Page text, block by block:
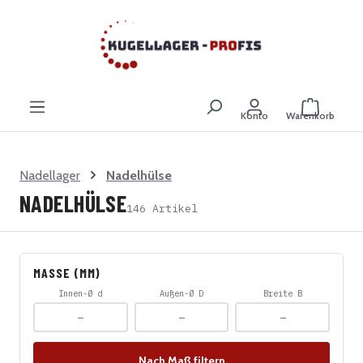
Zum Hauptinhalt springen
Konto Warenkorb
Nadellager Nadelhülse
NADELHÜLSE146 Artikel
MASSE (MM)
Innen-Ø d Außen-Ø D Breite B